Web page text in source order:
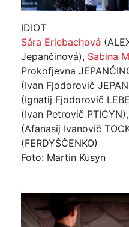
IDIOT
Sára Erlebachová
Jepančinová), Sabina
Prokofjevna
(Ivan Fjodorovič
(Ignatij Fjodorovič
(Ivan Petrovič PTICYN),
(Afanasij Ivanovič
(FERDYŠČENKO)
Foto: Martin Kusyn